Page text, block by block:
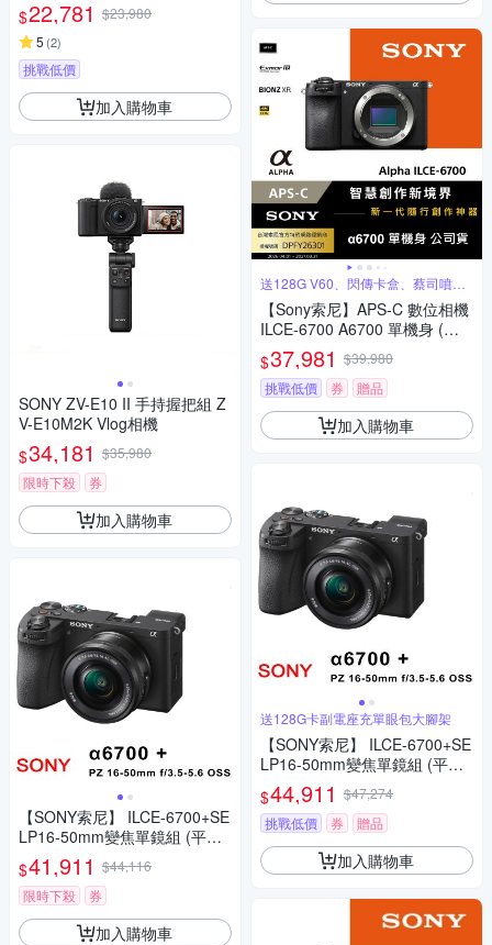
$22,781 $23,980
5 (2)
挑戰低價
加入購物車
SONY ZV-E10 II 手持握把組 Z
V-E10M2K Vlog相機
$34,181 $35,980
限時下殺
券
加入購物車
【SONY索尼】 ILCE-6700+SE
LP16-50mm變焦單鏡組 (平行
輸入)
$41,911 $44,116
限時下殺
券
加入購物車
送128G V60、閃傳卡盒、蔡司噴霧
組
【Sony索尼】APS-C 數位相機
ILCE-6700 A6700 單機身 (公
司貨 保固18+6個月)
$37,981 $39,980
挑戰低價
券 贈品
加入購物車
送128G卡副電座充單眼包大腳架
【SONY索尼】 ILCE-6700+SE
LP16-50mm變焦單鏡組 (平行
輸入)
$44,911 $47,274
挑戰低價
券 贈品
加入購物車